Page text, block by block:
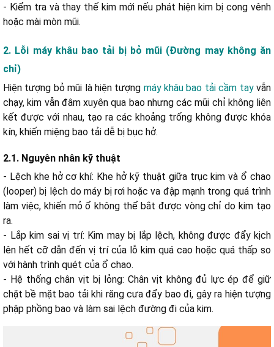
- Kiểm tra và thay thế kim mới nếu phát hiện kim bị cong vênh
hoặc mài mòn mũi.
2. Lỗi máy khâu bao tải bị bỏ mũi (Đường may không ăn
chỉ)
Hiện tượng bỏ mũi là hiện tượng máy khâu bao tải cầm tayvẫn
chạy, kim vẫn đâm xuyên qua bao nhưng các mũi chỉ không liên
kết được với nhau, tạo ra các khoảng trống không được khóa
kín, khiến miệng bao tải dễ bị bục hở.
2.1. Nguyên nhân kỹ thuật
- Lệch khe hở cơ khí: Khe hở kỹ thuật giữa trục kim và ổ chao
(looper) bị lệch do máy bị rơi hoặc va đập mạnh trong quá trình
làm việc, khiến mỏ ổ không thể bắt được vòng chỉ do kim tạo
ra.
- Lắp kim sai vị trí: Kim may bị lắp lệch, không được đẩy kịch
lên hết cỡ dẫn đến vị trí của lỗ kim quá cao hoặc quá thấp so
với hành trình quét của ổ chao.
- Hệ thống chân vịt bị lỏng: Chân vịt không đủ lực ép để giữ
chặt bề mặt bao tải khi răng cưa đẩy bao đi, gây ra hiện tượng
phập phồng bao và làm sai lệch đường đi của kim.